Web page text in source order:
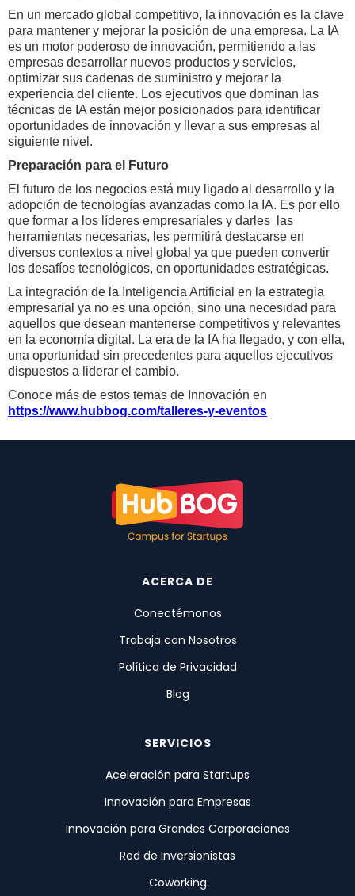
En un mercado global competitivo, la innovación es la clave
para mantener y mejorar la posición de una empresa. La IA
es un motor poderoso de innovación, permitiendo a las
empresas desarrollar nuevos productos y servicios,
optimizar sus cadenas de suministro y mejorar la
experiencia del cliente. Los ejecutivos que dominan las
técnicas de IA están mejor posicionados para identificar
oportunidades de innovación y llevar a sus empresas al
siguiente nivel.
Preparación para el Futuro
El futuro de los negocios está muy ligado al desarrollo y la
adopción de tecnologías avanzadas como la IA. Es por ello
que formar a los líderes empresariales y darles las
herramientas necesarias, les permitirá destacarse en
diversos contextos a nivel global ya que pueden convertir
los desafíos tecnológicos, en oportunidades estratégicas.
La integración de la Inteligencia Artificial en la estrategia
empresarial ya no es una opción, sino una necesidad para
aquellos que desean mantenerse competitivos y relevantes
en la economía digital. La era de la IA ha llegado, y con ella,
una oportunidad sin precedentes para aquellos ejecutivos
dispuestos a liderar el cambio.
Conoce más de estos temas de Innovación en
https://www.hubbog.com/talleres-y-eventos
ACERCA DE
Conectémonos
Trabaja con Nosotros
Política de Privacidad
Blog
SERVICIOS
Aceleración para Startups
Innovación para Empresas
Innovación para Grandes Corporaciones
Red de Inversionistas
Coworking